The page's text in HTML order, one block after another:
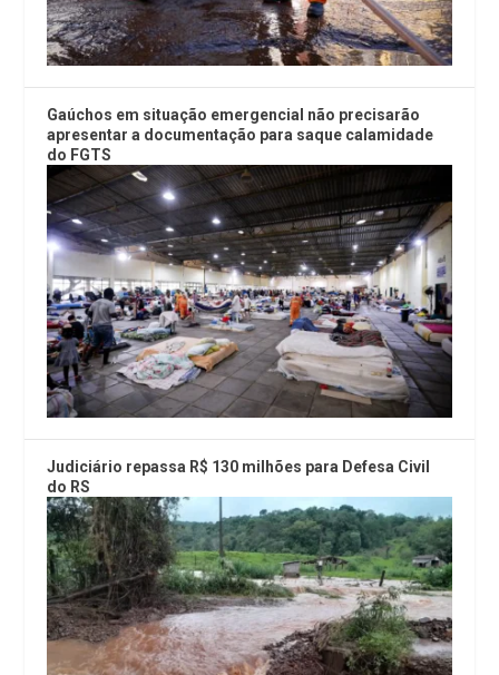
Gaúchos em situação emergencial não precisarão
apresentar a documentação para saque calamidade
do FGTS
Judiciário repassa R$ 130 milhões para Defesa Civil
do RS